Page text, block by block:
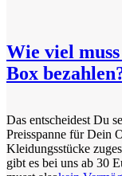
Wie viel
Box
Das entscheidest Du
Preisspanne für Dein
Kleidungsstücke
gibt es bei uns ab 30